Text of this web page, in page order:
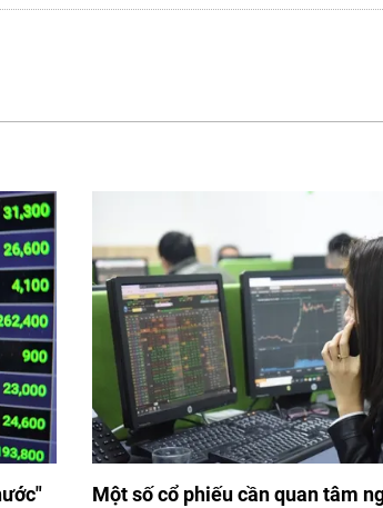
Một số cổ phiếu cần quan tâm